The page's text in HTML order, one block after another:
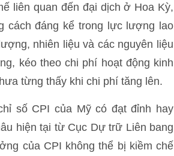
liên quan đến đại dịch ở Hoa Kỳ,
cách đáng kể trong lực lượng lao
nhiên liệu và các nguyên liệu
kéo theo chi phí hoạt động kinh
từng thấy khi chi phí tăng lên.
số CPI của Mỹ có đạt đỉnh hay
hiện tại từ Cục Dự trữ Liên bang
của CPI không thể bị kiềm chế